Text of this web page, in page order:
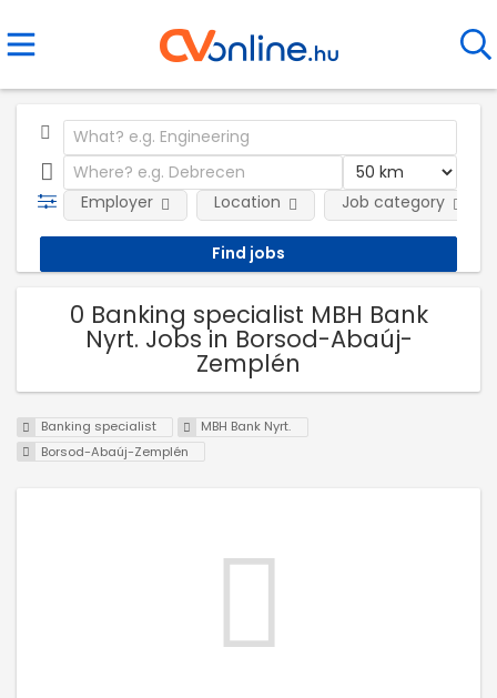
Employer Location Job category
0 Banking specialist MBH Bank
Nyrt. Jobs in Borsod-Abaúj-
Zemplén
Banking specialist
MBH Bank Nyrt.
Borsod-Abaúj-Zemplén